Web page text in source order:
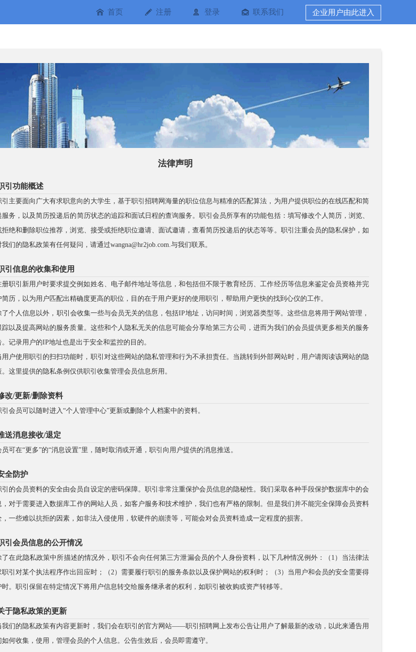
首页 注册 登录 联系我们 企业用户由此进入
法律声明
引功能概述
引主要面向广大有求职意向的大学生，基于职引招聘网海量的职位信息与精准的匹配算法，为用户提供职位的在线匹配和简
服务，以及简历投递后的简历状态的追踪和面试日程的查询服务。职引会员所享有的功能包括：填写修改个人简历，浏览、
拒绝和删除职位推荐，浏览、接受或拒绝职位邀请、面试邀请，查看简历投递后的状态等等。职引注重会员的隐私保护，如
们的隐私政策有任何疑问，请通过wangna@hr2job.com.与我们联系。
引信息的收集和使用
册职引新用户时要求提交例如姓名、电子邮件地址等信息，和包括但不限于教育经历、工作经历等信息来鉴定会员资格并完
简历，以为用户匹配出精确度更高的职位，目的在于用户更好的使用职引，帮助用户更快的找到心仪的工作。
了个人信息以外，职引会收集一些与会员无关的信息，包括IP地址，访问时间，浏览器类型等。这些信息将用于网站管理，
踪以及提高网站的服务质量。这些和个人隐私无关的信息可能会分享给第三方公司，进而为我们的会员提供更多相关的服务
。记录用户的IP地址也是出于安全和监控的目的。
用户使用职引的扫扫功能时，职引对这些网站的隐私管理和行为不承担责任。当跳转到外部网站时，用户请阅读该网站的隐
。这里提供的隐私条例仅供职引收集管理会员信息所用。
改/更新/删除资料
引会员可以随时进入“个人管理中心”更新或删除个人档案中的资料。
送消息接收/退定
员可在“更多”的“消息设置”里，随时取消或开通，职引向用户提供的消息推送。
全防护
引的会员资料的安全由会员自设定的密码保障。职引非常注重保护会员信息的隐秘性。我们采取各种手段保护数据库中的会
，对于需要进入数据库工作的网站人员，如客户服务和技术维护，我们也有严格的限制。但是我们并不能完全保障会员资料
，一些难以抗拒的因素，如非法入侵使用，软硬件的崩溃等，可能会对会员资料造成一定程度的损害。
引会员信息的公开情况
了在此隐私政策中所描述的情况外，职引不会向任何第三方泄漏会员的个人身份资料，以下几种情况例外：（1）当法律法
职引对某个执法程序作出回应时；（2）需要履行职引的服务条款以及保护网站的权利时；（3）当用户和会员的安全需要得
时。职引保留在特定情况下将用户信息转交给服务继承者的权利，如职引被收购或资产转移等。
于隐私政策的更新
我们的隐私政策有内容更新时，我们会在职引的官方网站——职引招聘网上发布公告让用户了解最新的改动，以此来通告用
如何收集，使用，管理会员的个人信息。公告生效后，会员即需遵守。